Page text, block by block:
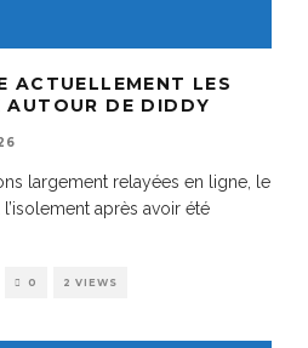
ACTUELLEMENT LES
AUTOUR DE DIDDY
largement relayées en ligne, le
après avoir été
0 2 VIEWS